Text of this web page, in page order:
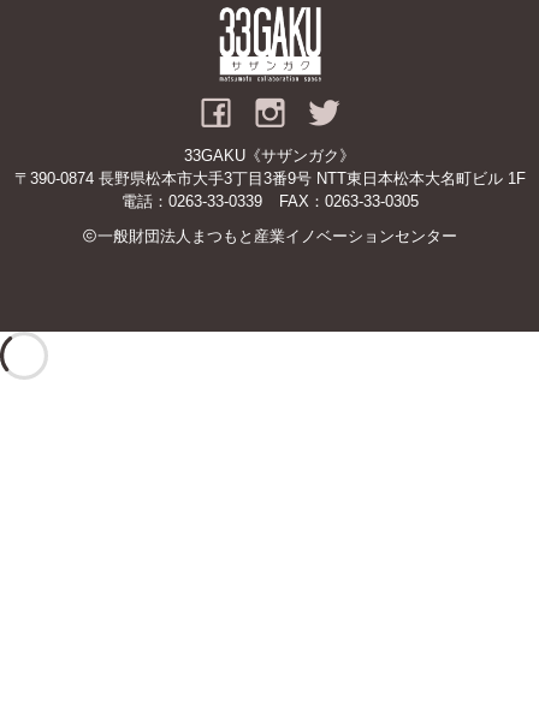
33GAKU《サザンガク》
〒390-0874 長野県松本市大手3丁目3番9号 NTT東日本松本大名町ビル 1F
電話： 0263-33-0339
FAX：0263-33-0305
一般財団法人まつもと産業イノベーションセンター